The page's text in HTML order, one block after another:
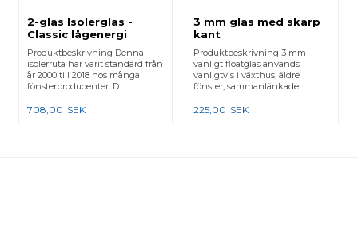
2-glas Isolerglas -
Classic lågenergi
Produktbeskrivning Denna
isolerruta har varit standard från
år 2000 till 2018 hos många
fönsterproducenter. D...
708,00 SEK
3 mm glas med skarp
kant
Produktbeskrivning 3 mm
vanligt floatglas används
vanligtvis i växthus, äldre
fönster, sammanlänkade
225,00 SEK